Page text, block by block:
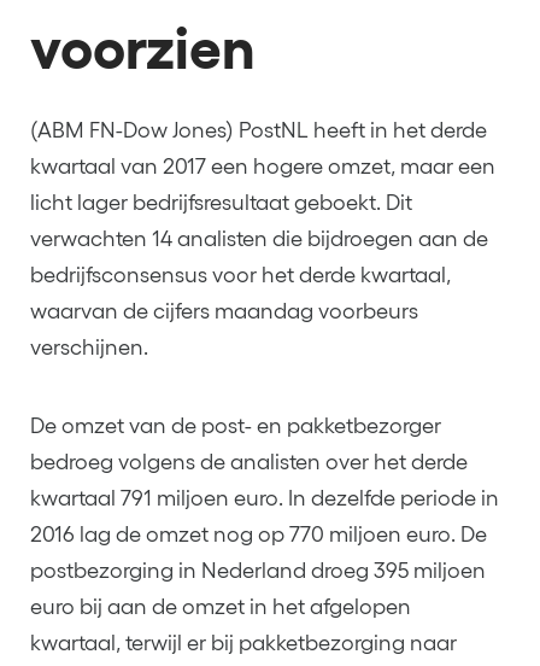
voorzien
(ABM FN-Dow Jones) PostNL heeft in het derde
kwartaal van 2017 een hogere omzet, maar een
licht lager bedrijfsresultaat geboekt. Dit
verwachten 14 analisten die bijdroegen aan de
bedrijfsconsensus voor het derde kwartaal,
waarvan de cijfers maandag voorbeurs
verschijnen.
De omzet van de post- en pakketbezorger
bedroeg volgens de analisten over het derde
kwartaal 791 miljoen euro. In dezelfde periode in
2016 lag de omzet nog op 770 miljoen euro. De
postbezorging in Nederland droeg 395 miljoen
euro bij aan de omzet in het afgelopen
kwartaal, terwijl er bij pakketbezorging naar